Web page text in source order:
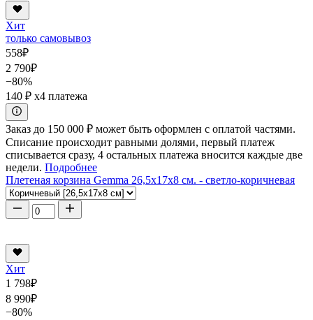
Хит
только самовывоз
558₽
2 790₽
−80%
140 ₽ x4 платежа
Заказ до 150 000 ₽ может быть оформлен с оплатой частями.
Списание происходит равными долями, первый платеж
списывается сразу, 4 остальных платежа вносится каждые две
недели. Подробнее
Плетеная корзина Gemma 26,5x17x8 см. - светло-коричневая
Хит
1 798₽
8 990₽
−80%